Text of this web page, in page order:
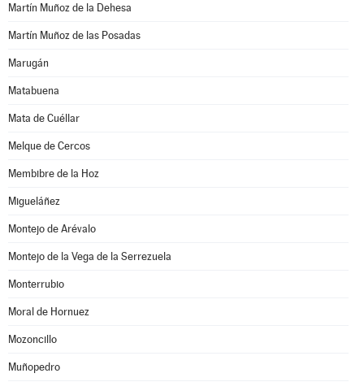
Martín Muñoz de la Dehesa
Martín Muñoz de las Posadas
Marugán
Matabuena
Mata de Cuéllar
Melque de Cercos
Membibre de la Hoz
Migueláñez
Montejo de Arévalo
Montejo de la Vega de la Serrezuela
Monterrubio
Moral de Hornuez
Mozoncillo
Muñopedro